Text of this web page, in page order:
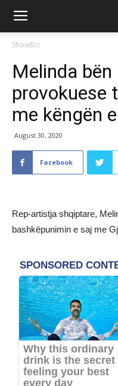
ShowBiz
Melinda bën
provokuese
me këngën
August 30, 2020
Facebook
Rep-artistja shqiptare,
bashkëpunimin e saj me